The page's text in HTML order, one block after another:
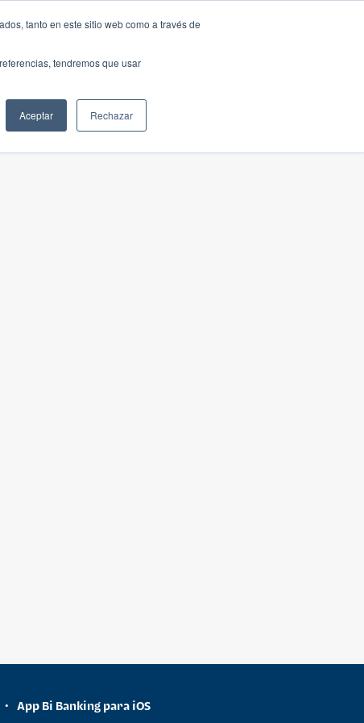
tanto en este sitio web como a través de
tendremos que usar
Aceptar Rechazar
• App Bi Banking para iOS